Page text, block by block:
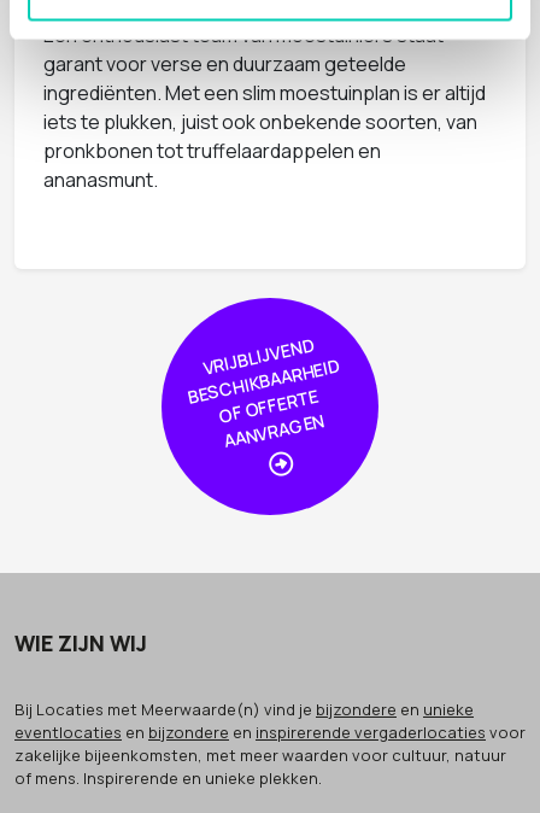
Een enthousiast team van moestuiniers staat
garant voor verse en duurzaam geteelde
ingrediënten. Met een slim moestuinplan is er altijd
iets te plukken, juist ook onbekende soorten, van
pronkbonen tot truffelaardappelen en
ananasmunt.
VRIJBLIJVE
N
D
BE
S
C
HIKBAAR
HEI
D
OF
OFFER
TE
AA
NVRA
GE
N
WIE ZIJN WIJ
Bij Locaties met Meerwaarde(n) vind je bijzondere en unieke
eventlocaties en bijzondere en inspirerende vergaderlocaties voor
zakelijke bijeenkomsten, met meer waarden voor cultuur, natuur
of mens. Inspirerende en unieke plekken.